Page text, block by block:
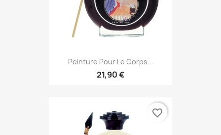
Peinture Pour Le Corps...
21,90 €
favorite_border